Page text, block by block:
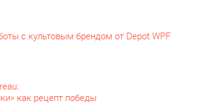
с культовым брендом от Depot WPF
как рецепт победы